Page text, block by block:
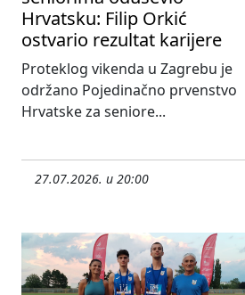
Hrvatsku: Filip Orkić
ostvario rezultat karijere
Proteklog vikenda u Zagrebu je
održano Pojedinačno prvenstvo
Hrvatske za seniore...
27.07.2026. u 20:00